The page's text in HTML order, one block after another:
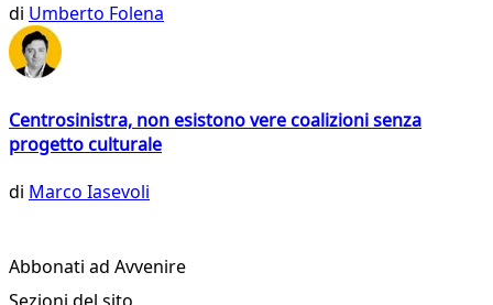
di Umberto Folena
Centrosinistra, non esistono vere coalizioni senza
progetto culturale
di Marco Iasevoli
Abbonati ad Avvenire